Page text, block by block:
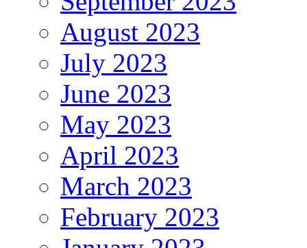
August 2023
July 2023
June 2023
May 2023
April 2023
March 2023
February 2023